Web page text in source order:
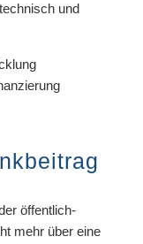
und
öffentlich-
mehr über eine